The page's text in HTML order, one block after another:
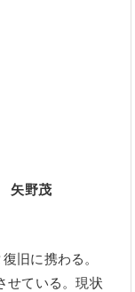
矢野茂
旧に携わる。
せている。現状